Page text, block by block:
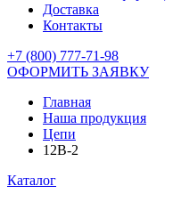
Доставка
Контакты
+7 (800) 777-71-98
ОФОРМИТЬ ЗАЯВКУ
Главная
Наша продукция
Цепи
12B-2
Каталог